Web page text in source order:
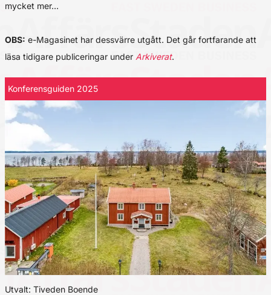
mycket mer…
OBS: e-Magasinet har dessvärre utgått. Det går fortfarande att
läsa tidigare publiceringar under Arkiverat.
Konferensguiden 2025
Utvalt: Tiveden Boende